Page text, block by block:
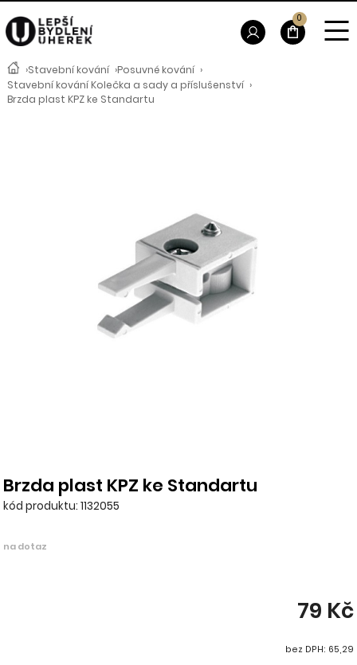
›Stavební kování ›Posuvné kování ›
Stavební kování Kolečka a sady a příslušenství ›
Brzda plast KPZ ke Standartu
Brzda plast KPZ ke Standartu
kód produktu: 1132055
na dotaz
79 Kč
bez DPH: 65,29
0